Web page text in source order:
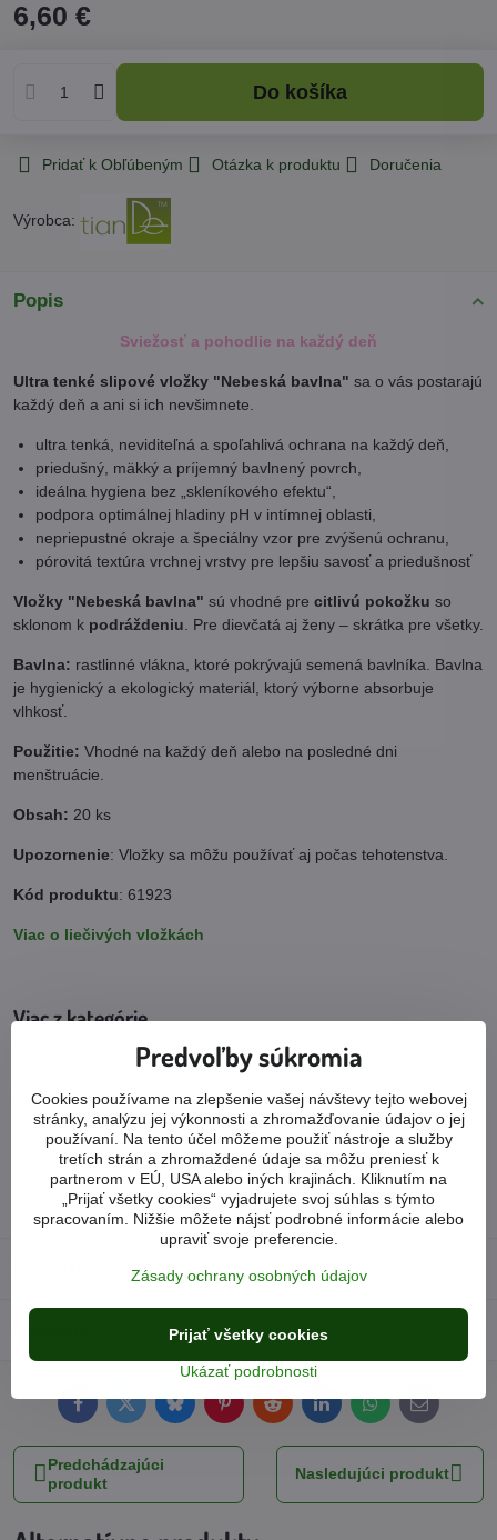
6,60 €
Do košíka
Pridať k Obľúbeným Otázka k produktu Doručenia
Výrobca:
Popis
Sviežosť a pohodlie na každý deň
Ultra tenké slipové vložky "Nebeská bavlna" sa o vás postarajú
každý deň a ani si ich nevšimnete.
ultra tenká, neviditeľná a spoľahlivá ochrana na každý deň,
priedušný, mäkký a príjemný bavlnený povrch,
ideálna hygiena bez „skleníkového efektu“,
podpora optimálnej hladiny pH v intímnej oblasti,
nepriepustné okraje a špeciálny vzor pre zvýšenú ochranu,
pórovitá textúra vrchnej vrstvy pre lepšiu savosť a priedušnosť
Vložky "Nebeská bavlna" sú vhodné pre citlivú pokožku so
sklonom k podráždeniu . Pre dievčatá aj ženy – skrátka pre všetky.
Bavlna: rastlinné vlákna, ktoré pokrývajú semená bavlníka. Bavlna
je hygienický a ekologický materiál, ktorý výborne absorbuje
vlhkosť.
Použitie: Vhodné na každý deň alebo na posledné dni
menštruácie.
Obsah: 20 ks
Upozornenie: Vložky sa môžu používať aj počas tehotenstva.
Kód produktu: 61923
Viac o liečivých vložkách
Viac z kategórie
Prírodná kozmetika tianDe
Produkty podľa ochorení Hormonálny systém
Menštruačné problémy
Intímna hygiena a liečivé vložky
FacebookTwitterBlueskyPinterestRedditLinkedInWhatsApp
E-
mail
Predchádzajúci
produkt
Nasledujúci produkt
Predvoľby súkromia
Cookies používame na zlepšenie vašej návštevy tejto webovej
stránky, analýzu jej výkonnosti a zhromažďovanie údajov o jej
používaní. Na tento účel môžeme použiť nástroje a služby
tretích strán a zhromaždené údaje sa môžu preniesť k
partnerom v EÚ, USA alebo iných krajinách. Kliknutím na
„Prijať všetky cookies“ vyjadrujete svoj súhlas s týmto
spracovaním. Nižšie môžete nájsť podrobné informácie alebo
upraviť svoje preferencie.
Zásady ochrany osobných údajov
Ukázať podrobnosti
Prijať všetky cookies